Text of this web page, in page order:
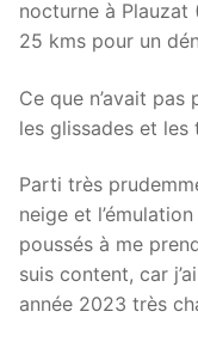
nocturne à
25 kms pour un
Ce que n’avait pas
les glissades et les
Parti très
neige et
poussés à me
suis content, car
année 2023 très